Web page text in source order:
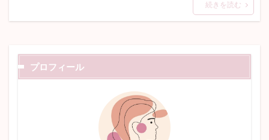
続きを読む
プロフィール